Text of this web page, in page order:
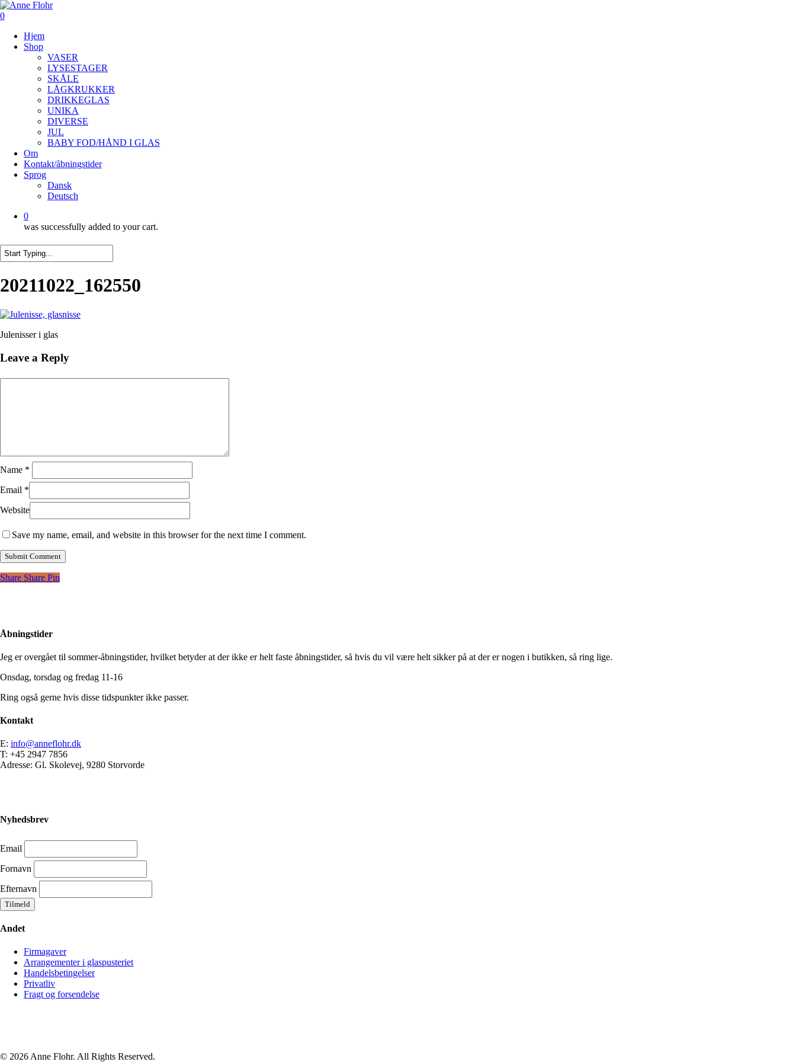
Skip
to
content
0
Hjem
Shop
VASER
LYSESTAGER
SKÅLE
LÅGKRUKKER
DRIKKEGLAS
UNIKA
DIVERSE
JUL
BABY FOD/HÅND I GLAS
Om
Kontakt/åbningstider
Sprog
Dansk
Deutsch
0
was successfully added to your cart.
Search
20211022_162550
Julenisser i glas
Leave a Reply
Name *
Email *
Website
Save my name, email, and website in this browser for the next time I comment.
Share Share Pin
Åbningstider
Jeg er overgået til sommer-åbningstider, hvilket betyder at der ikke er helt faste åbningstider, så hvis du vil være helt sikker på at der er nogen i butikken, så ring lige.
Onsdag, torsdag og fredag 11-16
Ring også gerne hvis disse tidspunkter ikke passer.
Kontakt
E: info@anneflohr.dk
T: +45 2947 7856
Adresse: Gl. Skolevej, 9280 Storvorde
Nyhedsbrev
Email
Fornavn
Efternavn
Andet
Firmagaver
Arrangementer i glaspusteriet
Handelsbetingelser
Privatliv
Fragt og forsendelse
© 2026 Anne Flohr. All Rights Reserved.